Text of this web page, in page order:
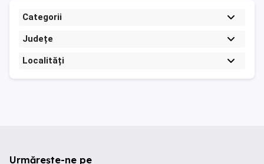
Categorii
Județe
Localități
Urmărește-ne pe